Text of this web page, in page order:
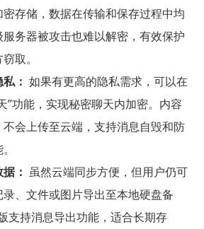
存储，数据在传输和保存过程中均
务器被攻击也难以解密，有效保护
取。
： 如果有更高的隐私需求，可以在
”功能，实现秘密聊天内加密。内容
会上传至云端，支持消息自毁和防
： 虽然云端同步方便，但用户仍可
、文件或图片导出至本地硬盘备
支持消息导出功能，适合长期存